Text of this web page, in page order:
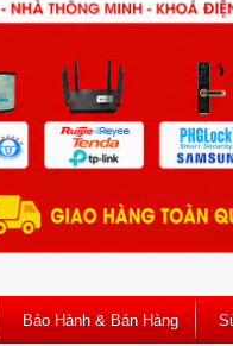
Bảo Hành & Bán Hàng